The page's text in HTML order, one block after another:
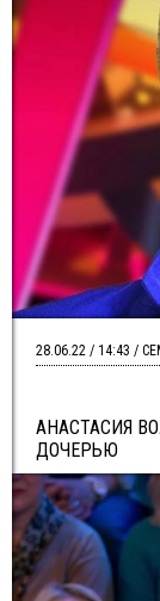
АНАСТАСИЯ
ДОЧЕРЬЮ
28.06.22 / 14:43 /